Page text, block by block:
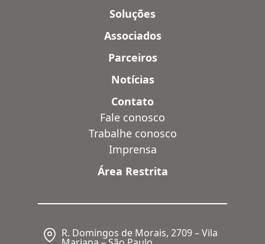
Soluções
Associados
Parceiros
Notícias
Contato
Fale conosco
Trabalhe conosco
Imprensa
Área Restrita
R. Domingos de Morais, 2709 – Vila